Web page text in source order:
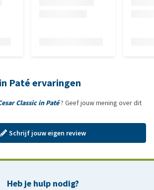
Paté ervaringen
Classic in Paté? Geef jouw mening over dit
Schrijf jouw eigen review
Heb je hulp nodig?